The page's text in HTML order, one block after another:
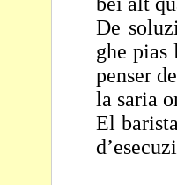
De
ghe pias
penser
la saria
El